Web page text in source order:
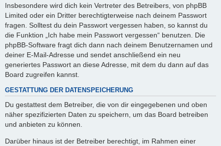
Insbesondere wird dich kein Vertreter des Betreibers, von phpBB
Limited oder ein Dritter berechtigterweise nach deinem Passwort
fragen. Solltest du dein Passwort vergessen haben, so kannst du
die Funktion „Ich habe mein Passwort vergessen“ benutzen. Die
phpBB-Software fragt dich dann nach deinem Benutzernamen und
deiner E-Mail-Adresse und sendet anschließend ein neu
generiertes Passwort an diese Adresse, mit dem du dann auf das
Board zugreifen kannst.
GESTATTUNG DER DATENSPEICHERUNG
Du gestattest dem Betreiber, die von dir eingegebenen und oben
näher spezifizierten Daten zu speichern, um das Board betreiben
und anbieten zu können.
Darüber hinaus ist der Betreiber berechtigt, im Rahmen einer